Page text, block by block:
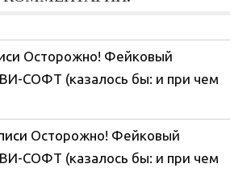
Осторожно! Фейковый
СОФТ (казалось бы: и при чем
Осторожно! Фейковый
СОФТ (казалось бы: и при чем